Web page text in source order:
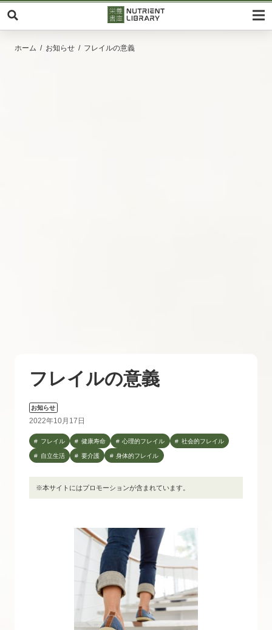
ホーム お知らせ フレイルの意義
フレイルの意義
お知らせ
2022年10月17日
フレイル 健康寿命 心理的フレイル 社会的フレイル
自立生活 要介護 身体的フレイル
※本サイトにはプロモーションが含まれています。